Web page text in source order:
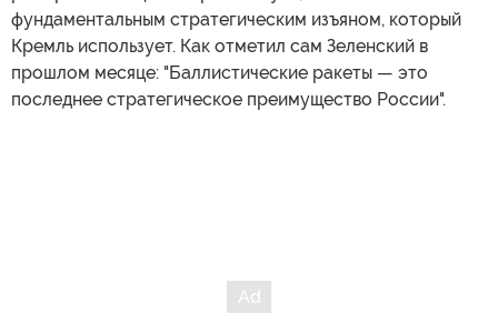
фундаментальным стратегическим изъяном, который
Кремль использует. Как отметил сам Зеленский в
прошлом месяце: "Баллистические ракеты — это
последнее стратегическое преимущество России".